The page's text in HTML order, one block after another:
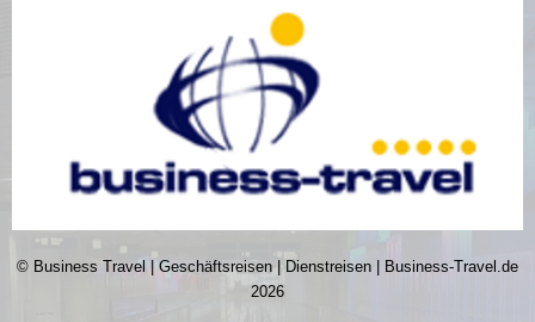
© Business Travel | Geschäftsreisen | Dienstreisen | Business-Travel.de
2026